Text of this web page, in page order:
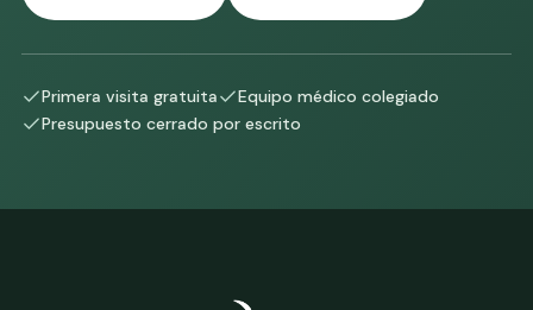
Primera visita gratuita
Equipo médico colegiado
Presupuesto cerrado por escrito